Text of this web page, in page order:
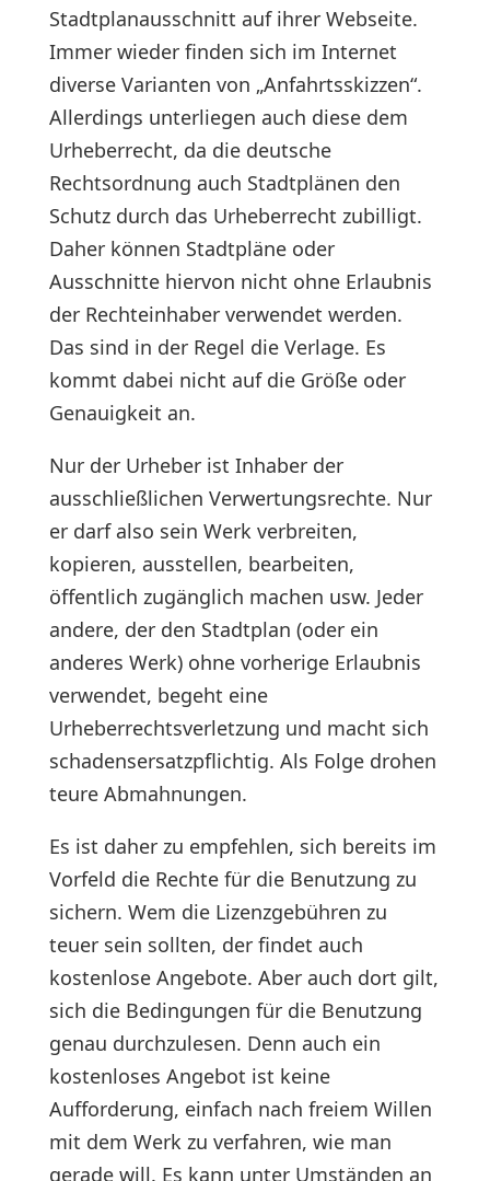
Stadtplanausschnitt auf ihrer Webseite.
Immer wieder finden sich im Internet
diverse Varianten von „Anfahrtsskizzen“.
Allerdings unterliegen auch diese dem
Urheberrecht, da die deutsche
Rechtsordnung auch Stadtplänen den
Schutz durch das Urheberrecht zubilligt.
Daher können Stadtpläne oder
Ausschnitte hiervon nicht ohne Erlaubnis
der Rechteinhaber verwendet werden.
Das sind in der Regel die Verlage. Es
kommt dabei nicht auf die Größe oder
Genauigkeit an.
Nur der Urheber ist Inhaber der
ausschließlichen Verwertungsrechte. Nur
er darf also sein Werk verbreiten,
kopieren, ausstellen, bearbeiten,
öffentlich zugänglich machen usw. Jeder
andere, der den Stadtplan (oder ein
anderes Werk) ohne vorherige Erlaubnis
verwendet, begeht eine
Urheberrechtsverletzung und macht sich
schadensersatzpflichtig. Als Folge drohen
teure Abmahnungen.
Es ist daher zu empfehlen, sich bereits im
Vorfeld die Rechte für die Benutzung zu
sichern. Wem die Lizenzgebühren zu
teuer sein sollten, der findet auch
kostenlose Angebote. Aber auch dort gilt,
sich die Bedingungen für die Benutzung
genau durchzulesen. Denn auch ein
kostenloses Angebot ist keine
Aufforderung, einfach nach freiem Willen
mit dem Werk zu verfahren, wie man
gerade will. Es kann unter Umständen an